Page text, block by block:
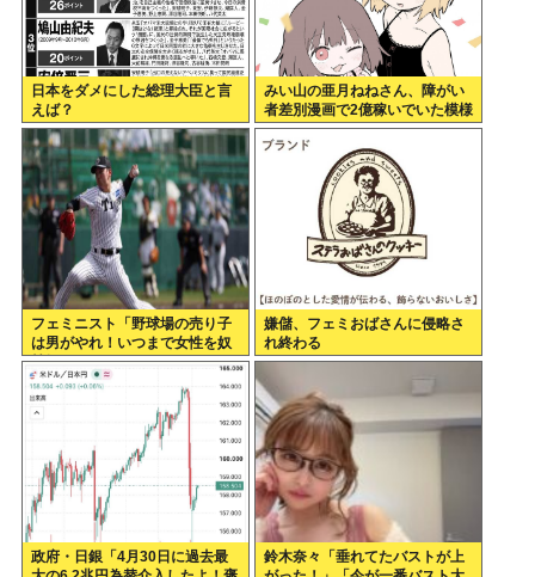
日本をダメにした総理大臣と言
えば？
みい山の亜月ねねさん、障がい
者差別漫画で2億稼いでいた模様
www
フェミニスト「野球場の売り子
は男がやれ！いつまで女性を奴
隷扱いする気だ」
嫌儲、フェミおばさんに侵略さ
れ終わる
政府・日銀「4月30日に過去最
鈴木奈々「垂れてたバストが上